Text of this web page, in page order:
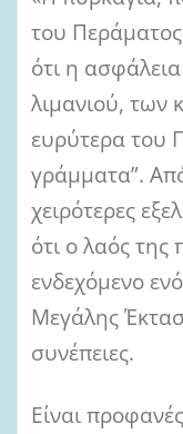
του
ότι η
λιμανιού, των
ευρύτερα του
γράμματα”.
χειρότερες
ότι ο λαός της
ενδεχόμενο
Μεγάλης
συνέπειες.
Είναι